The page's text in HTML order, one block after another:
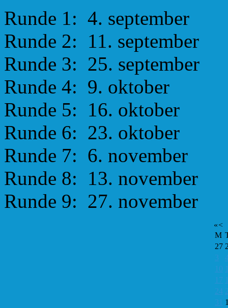
Runde 1: 4. september
Runde 2: 11. september
Runde 3: 25. september
Runde 4: 9. oktober
Runde 5: 16. oktober
Runde 6: 23. oktober
Runde 7: 6. november
Runde 8: 13. november
Runde 9: 27. november
«<
M
27
3
10
17
24
31